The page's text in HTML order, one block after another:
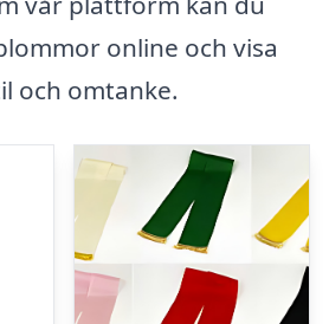
online och visa
och omtanke.